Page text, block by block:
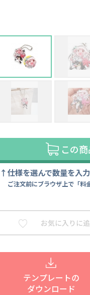
やかなラメパウダー
この商
仕様を選んで数量を入
ご注文前にブラウザ上で「料
お気に入りに
テンプレートの
ダウンロード